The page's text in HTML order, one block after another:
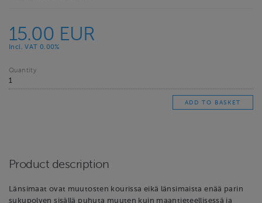
15.00 EUR
Incl. VAT 0.00%
Quantity
Product description
Länsimaat ovat muutosten kourissa eikä länsimaista enää parin
sukupolven sisällä puhuta muuten kuin maantieteellisessä ja